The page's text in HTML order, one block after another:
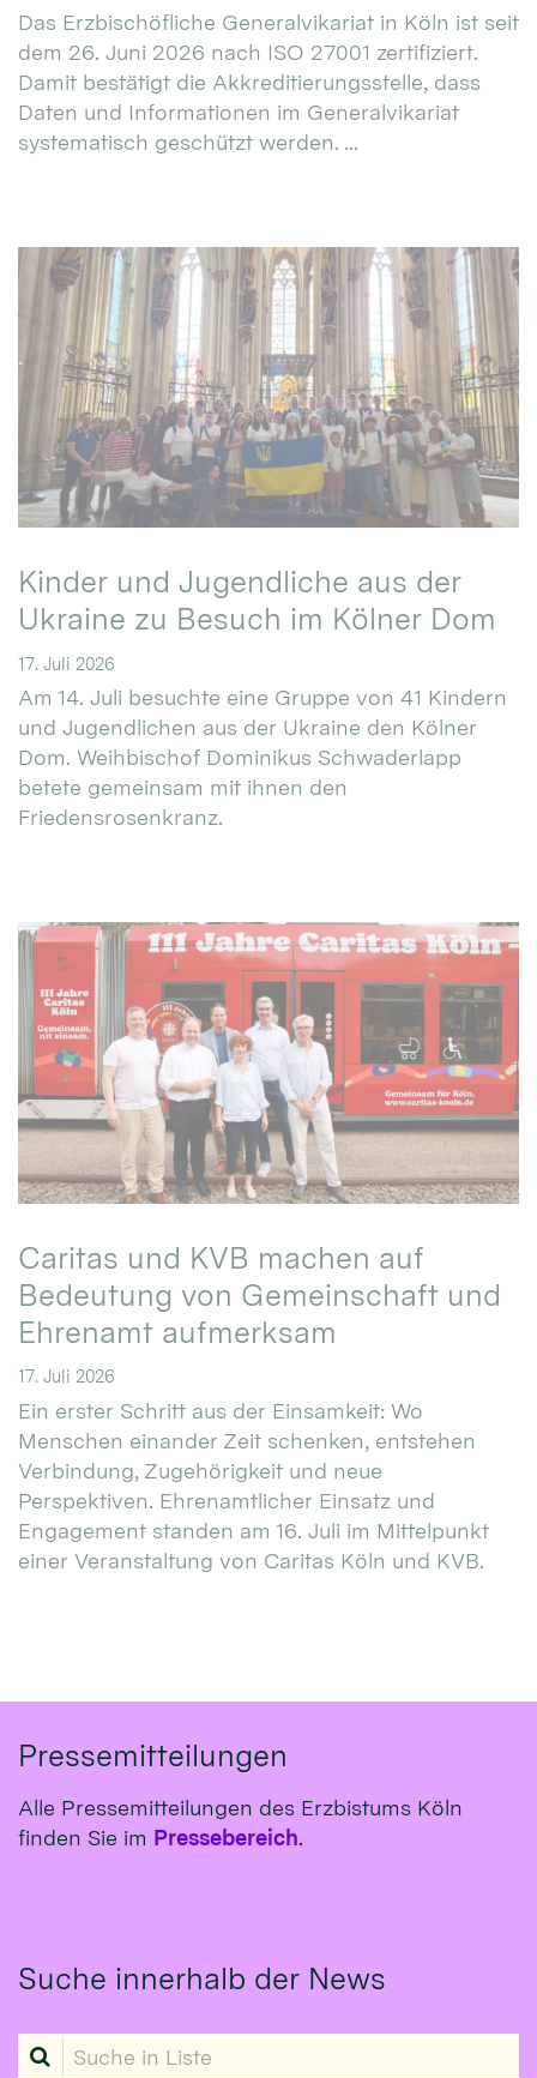
Das Erzbischöfliche Generalvikariat in Köln ist seit
dem 26. Juni 2026 nach ISO 27001 zertifiziert.
Damit bestätigt die Akkreditierungsstelle, dass
Daten und Informationen im Generalvikariat
systematisch geschützt werden. ...
Kinder und Jugendliche aus der
Ukraine zu Besuch im Kölner Dom
17. Juli 2026
Am 14. Juli besuchte eine Gruppe von 41 Kindern
und Jugendlichen aus der Ukraine den Kölner
Dom. Weihbischof Dominikus Schwaderlapp
betete gemeinsam mit ihnen den
Friedensrosenkranz.
Caritas und KVB machen auf
Bedeutung von Gemeinschaft und
Ehrenamt aufmerksam
17. Juli 2026
Ein erster Schritt aus der Einsamkeit: Wo
Menschen einander Zeit schenken, entstehen
Verbindung, Zugehörigkeit und neue
Perspektiven. Ehrenamtlicher Einsatz und
Engagement standen am 16. Juli im Mittelpunkt
einer Veranstaltung von Caritas Köln und KVB.
Pressemitteilungen
Alle Pressemitteilungen des Erzbistums Köln
finden Sie im Pressebereich.
Suche innerhalb der News
Suche in Liste